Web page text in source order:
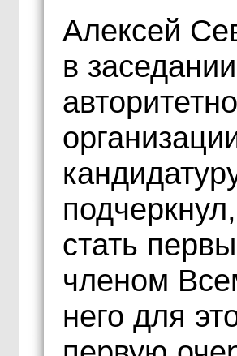
Алексей
в
стать
членом
него для